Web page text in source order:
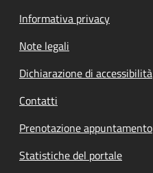
Informativa privacy
Note legali
Dichiarazione di accessibilità
Contatti
Prenotazione appuntamento
Statistiche del portale